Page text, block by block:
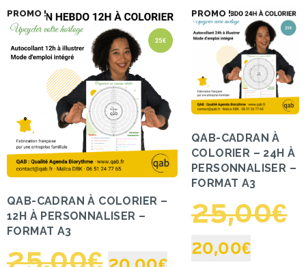
PROMO !
QAB-CADRAN À COLORIER –
12H À PERSONNALISER –
FORMAT A3
25,00€
PROMO !
QAB-CADRAN À
COLORIER – 24H À
PERSONNALISER –
FORMAT A3
25,00€
20,00€